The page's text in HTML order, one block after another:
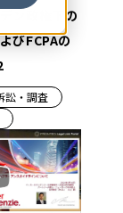
ン政権下の
びFCPAの
訟・調査